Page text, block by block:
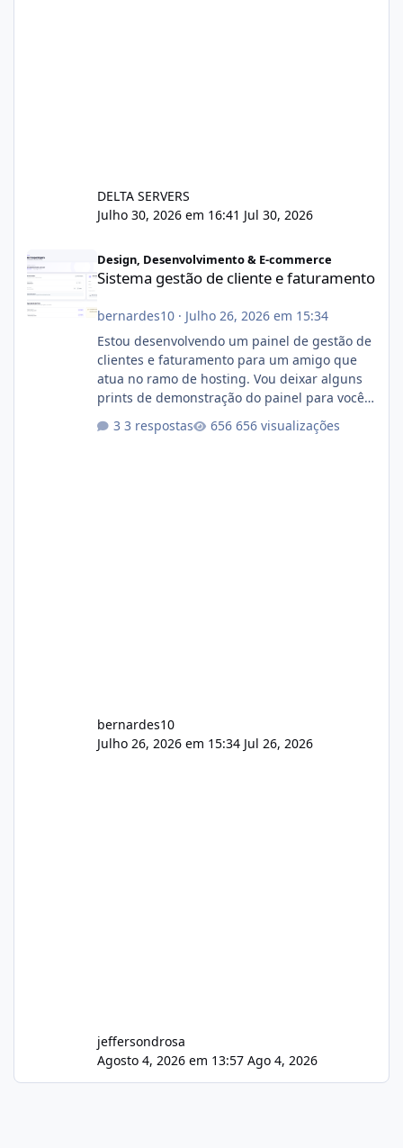
DELTA SERVERS
Julho 30, 2026 em 16:41 Jul 30, 2026
Design, Desenvolvimento & E-commerce
Sistema gestão de cliente e faturamento
bernardes10· Julho 26, 2026 em 15:34
Estou desenvolvendo um painel de gestão de
clientes e faturamento para um amigo que
atua no ramo de hosting. Vou deixar alguns
prints de demonstração do painel para vocês
com cerca de 80% concluído e conta com
3 respostas 656 visualizações
bernardes10
Julho 26, 2026 em 15:34 Jul 26, 2026
jeffersondrosa
Agosto 4, 2026 em 13:57 Ago 4, 2026